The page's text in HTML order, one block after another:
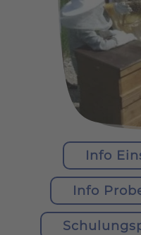
Info
Info